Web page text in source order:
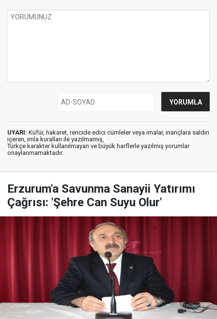
UYARI: Küfür, hakaret, rencide edici cümleler veya imalar, inançlara saldırı
içeren, imla kuralları ile yazılmamış,
Türkçe karakter kullanılmayan ve büyük harflerle yazılmış yorumlar
onaylanmamaktadır.
Erzurum'a Savunma Sanayii Yatırımı
Çağrısı: 'Şehre Can Suyu Olur'